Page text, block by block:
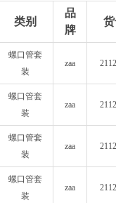
类别
品
牌
螺口管套
装
zaa
螺口管套
装
zaa
螺口管套
装
zaa
螺口管套
装
zaa